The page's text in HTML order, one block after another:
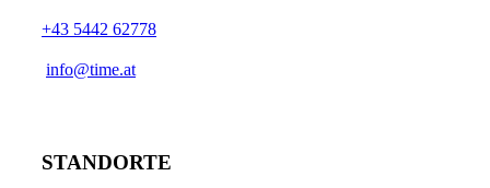
+43 5442 62778
info@time.at
STANDORTE